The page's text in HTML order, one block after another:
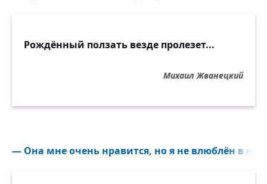
Рождённый ползать везде пролезет...
Михаил Жванецкий
— Она мне очень нравится, но я не влюблён в